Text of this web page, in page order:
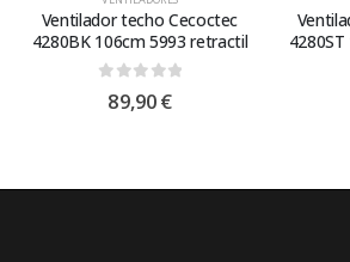
Ventilador techo Cecoctec
4280BK 106cm 5993 retractil
out of 5
89,90€